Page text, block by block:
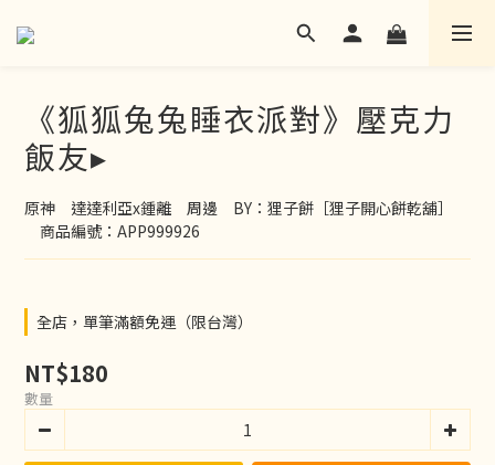
《狐狐兔兔睡衣派對》壓克力
飯友▸
原神　達達利亞x鍾離　周邊　BY：狸子餅［狸子開心餅乾舖］
商品編號：APP999926
全店，單筆滿額免運（限台灣）
NT$180
數量